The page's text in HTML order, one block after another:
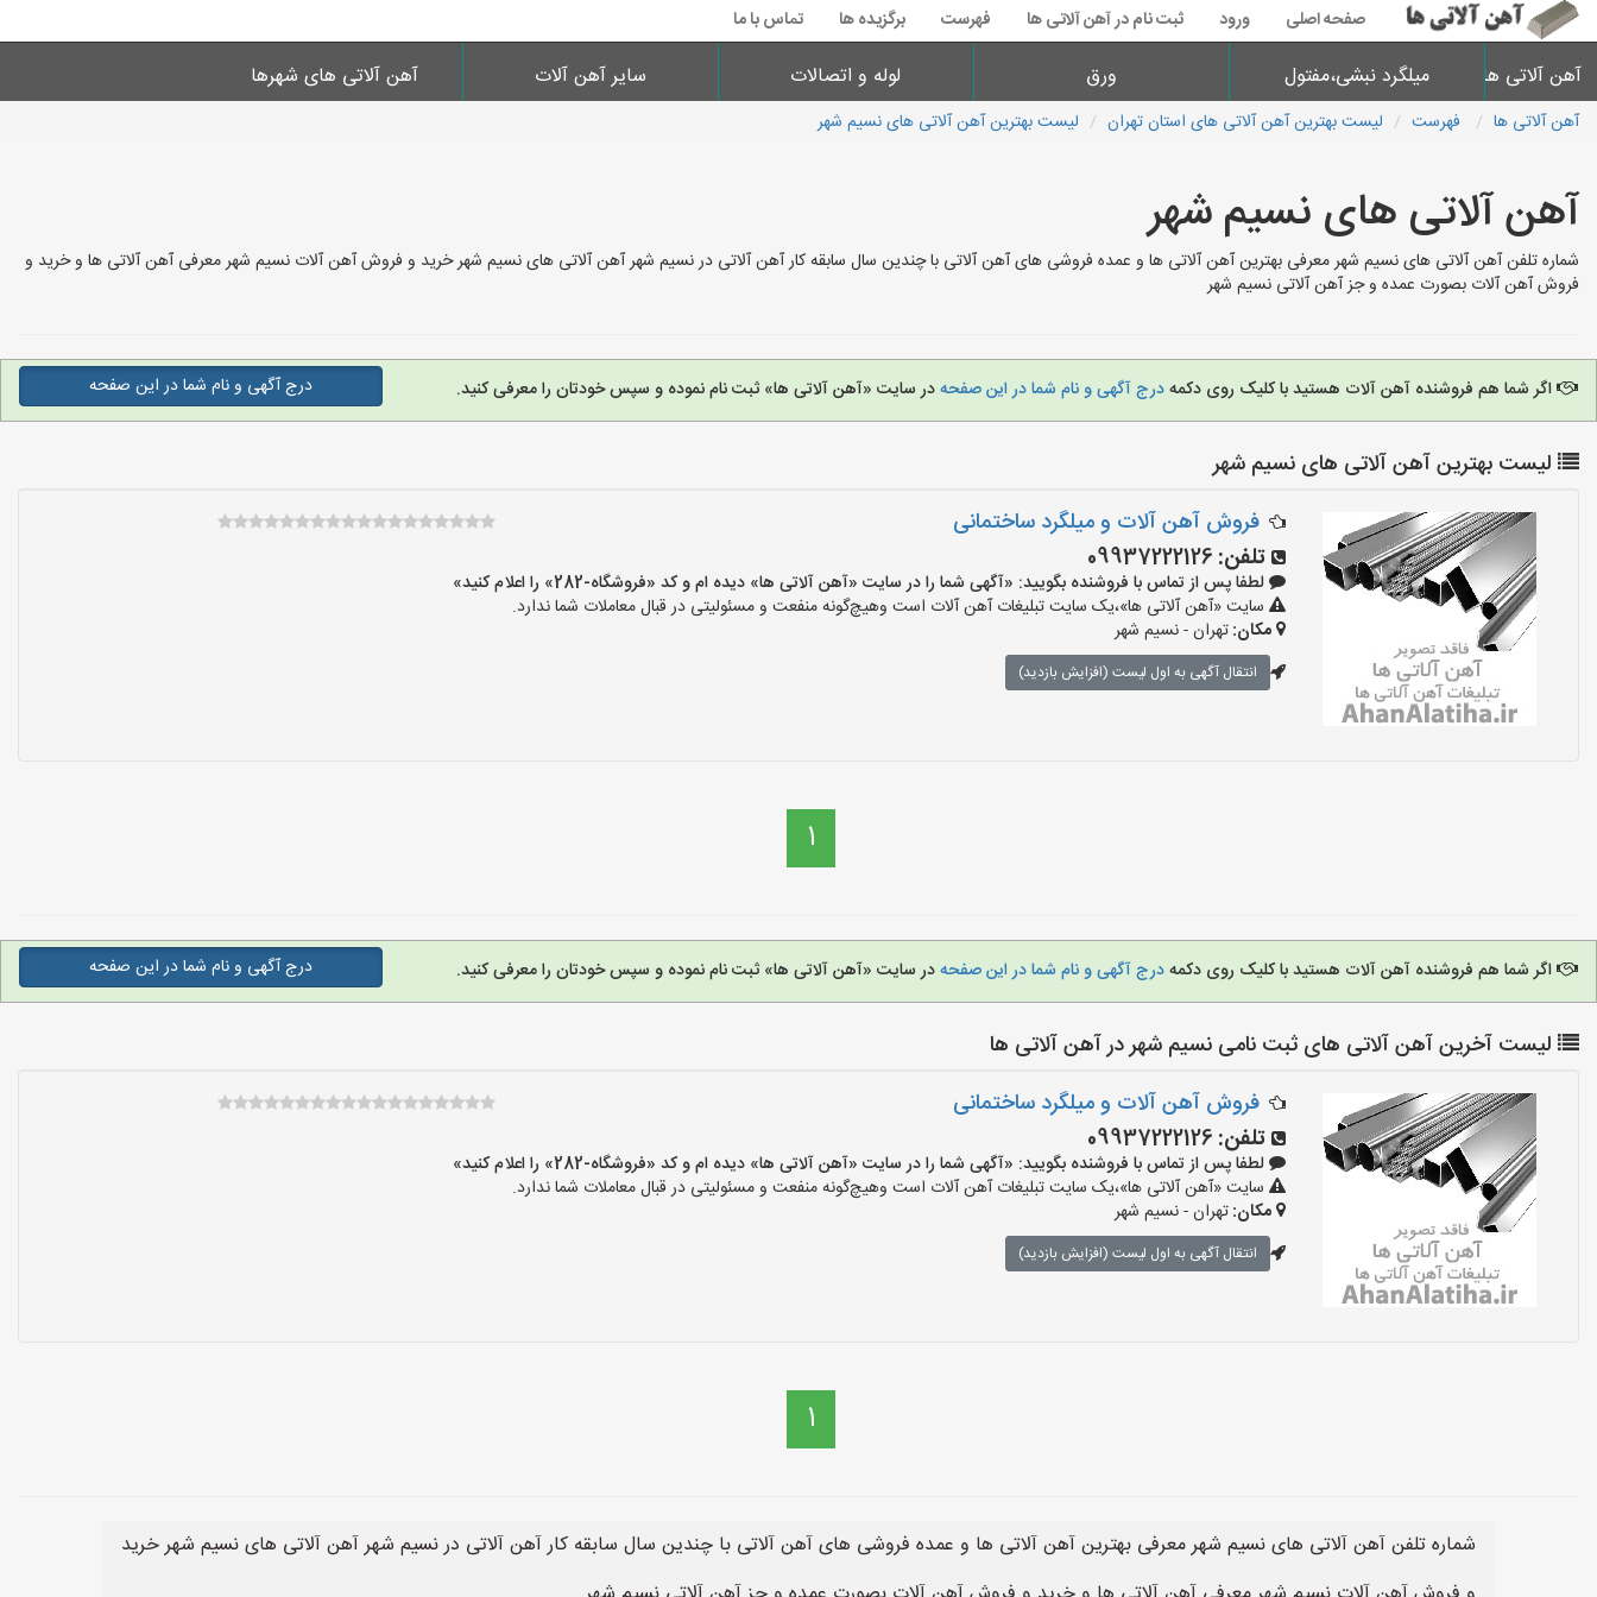
صفحه اصلی ورود ثبت نام در آهن آلاتی ها فهرست برگزیده ها تماس با ما
آهن آلاتی ها میلگرد نبشی،مفتول ورق لوله و اتصالات سایر آهن آلات آهن آلاتی های شهرها
آهن آلاتی ها فهرست لیست بهترین آهن آلاتی های استان تهران لیست بهترین آهن آلاتی های نسیم شهر
آهن آلاتی های نسیم شهر
شماره تلفن آهن آلاتی های نسیم شهر معرفی بهترین آهن آلاتی ها و عمده فروشی های آهن آلاتی با چندین سال سابقه کار آهن آلاتی در نسیم شهر آهن آلاتی های نسیم شهر خرید و فروش آهن آلات نسیم شهر معرفی آهن آلاتی ها و خرید و
فروش آهن آلات بصورت عمده و جز آهن آلاتی نسیم شهر
اگر شما هم فروشنده آهن آلات هستید با کلیک روی دکمهدرج آگهی و نام شما در این صفحهدر سایت «آهن آلاتی ها» ثبت نام نموده و سپس خودتان را معرفی کنید. درج آگهی و نام شما در این صفحه
لیست بهترین آهن آلاتی های نسیم شهر
فروش آهن آلات و میلگرد ساختمانی
تلفن: 09937222126
لطفا پس از تماس با فروشنده بگویید: «آگهی شما را در سایت «آهن آلاتی ها» دیده ام و کد «فروشگاه-282» را اعلام کنید»
سایت «آهن آلاتی ها»،یک سایت تبلیغات آهن آلات است وهیچ‌گونه منفعت و مسئولیتی در قبال معاملات شما ندارد.
مکان:تهران - نسیم شهر
انتقال آگهی به اول لیست (افزایش بازدید)
1
اگر شما هم فروشنده آهن آلات هستید با کلیک روی دکمهدرج آگهی و نام شما در این صفحهدر سایت «آهن آلاتی ها» ثبت نام نموده و سپس خودتان را معرفی کنید. درج آگهی و نام شما در این صفحه
لیست آخرین آهن آلاتی های ثبت نامی نسیم شهر در آهن آلاتی ها
فروش آهن آلات و میلگرد ساختمانی
تلفن: 09937222126
لطفا پس از تماس با فروشنده بگویید: «آگهی شما را در سایت «آهن آلاتی ها» دیده ام و کد «فروشگاه-282» را اعلام کنید»
سایت «آهن آلاتی ها»،یک سایت تبلیغات آهن آلات است وهیچ‌گونه منفعت و مسئولیتی در قبال معاملات شما ندارد.
مکان:تهران - نسیم شهر
انتقال آگهی به اول لیست (افزایش بازدید)
1
شماره تلفن آهن آلاتی های نسیم شهر معرفی بهترین آهن آلاتی ها و عمده فروشی های آهن آلاتی با چندین سال سابقه کار آهن آلاتی در نسیم شهر آهن آلاتی های نسیم شهر خرید